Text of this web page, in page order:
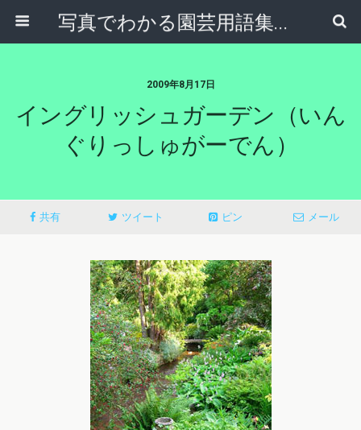
写真でわかる園芸用語集｜見て納得！かんたんガーデニング用語辞典
2009年8月17日
イングリッシュガーデン（いん
ぐりっしゅがーでん）
共有 ツイート ピン メール